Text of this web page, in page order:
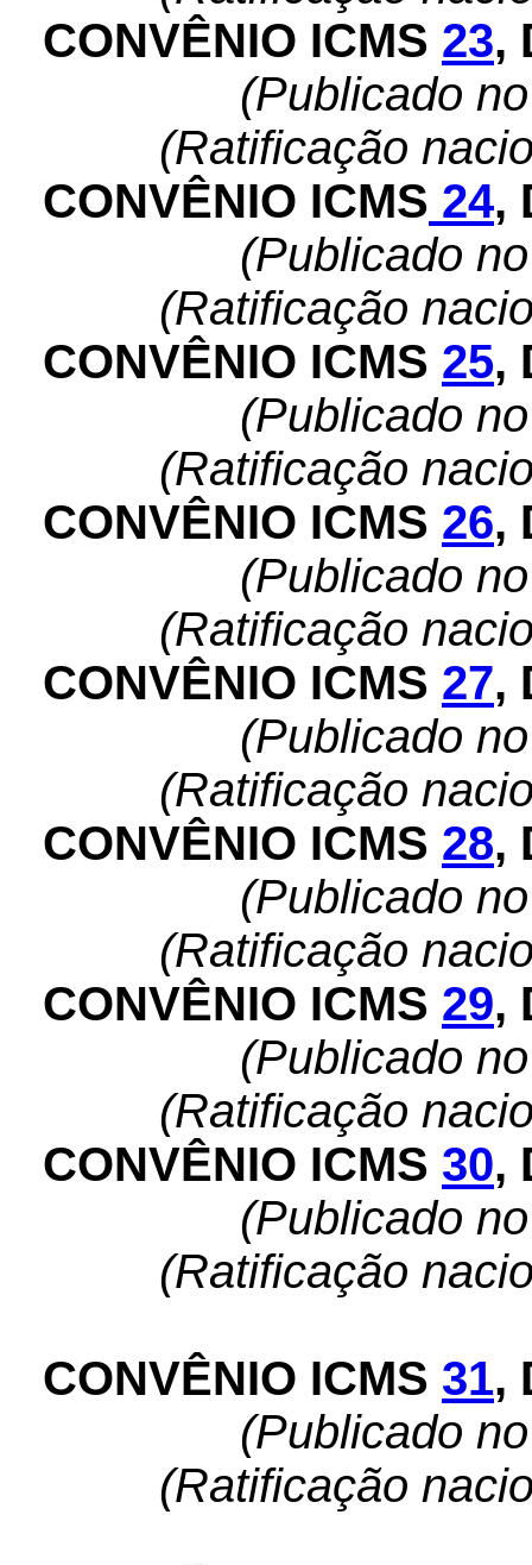
CONVÊNIO ICMS 23,
(Publicado
(Ratificação
CONVÊNIO ICMS 24,
(Publicado
(Ratificação
CONVÊNIO ICMS 25,
(Publicado
(Ratificação
CONVÊNIO ICMS 26,
(Publicado
(Ratificação
CONVÊNIO ICMS 27,
(Publicado
(Ratificação
CONVÊNIO ICMS 28,
(Publicado
(Ratificação
CONVÊNIO ICMS 29,
(Publicado
(Ratificação
CONVÊNIO ICMS 30,
(Publicado
(Ratificação
CONVÊNIO ICMS 31,
(Publicado
(Ratificação